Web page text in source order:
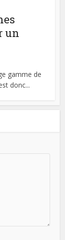
un
gamme de
donc...